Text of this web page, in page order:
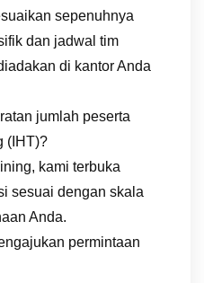
sepenuhnya
dan jadwal tim
di kantor Anda
jumlah peserta
(IHT)?
kami terbuka
sesuai dengan skala
Anda.
permintaan